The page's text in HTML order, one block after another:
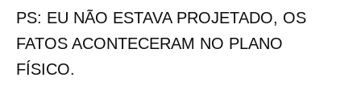
PS: EU NÃO ESTAVA PROJETADO, OS
FATOS ACONTECERAM NO PLANO
FÍSICO.